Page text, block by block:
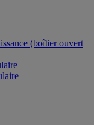
(boîtier ouvert